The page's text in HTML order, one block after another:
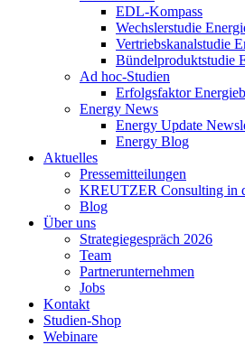
EDL-Kompass
Wechslerstudie
Vertriebskanalstudie
Bündelproduktstudie
Ad hoc-Studien
Erfolgsfaktor
Energy News
Energy Update
Energy Blog
Aktuelles
Pressemitteilungen
KREUTZER Consulting in
Blog
Über uns
Strategiegespräch 2026
Team
Partnerunternehmen
Jobs
Kontakt
Studien-Shop
Webinare